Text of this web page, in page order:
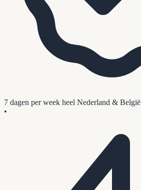
7 dagen per week heel Nederland & België
•